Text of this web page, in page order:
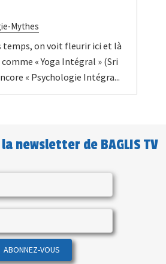
Mythes
temps, on voit fleurir ici et là
« Yoga Intégral » (Sri
« Psychologie Intégra...
newsletter de BAGLIS TV
ABONNEZ-VOUS